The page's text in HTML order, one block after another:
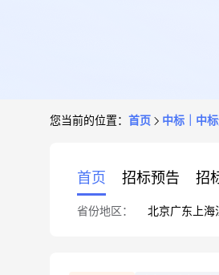
您当前的位置： 首页 中标｜中
首页 招标预告 招
省份地区： 北京广东 上海